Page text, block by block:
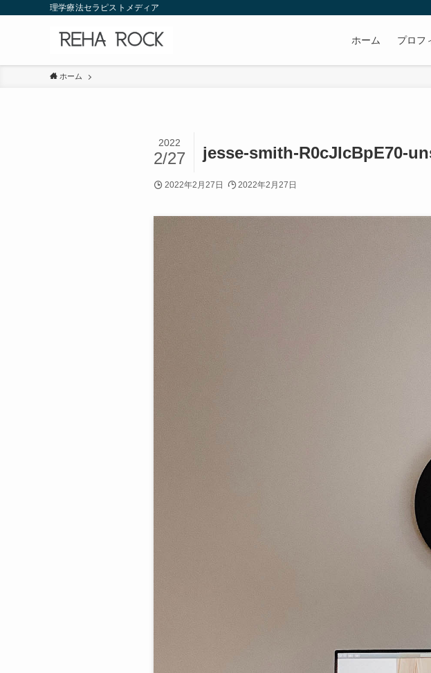
理学療法セラピストメディア
ホーム プロフ
ホーム
jesse-smith-R0cJIcBpE70-
2022
2/27
2022年2月27日 2022年2月27日